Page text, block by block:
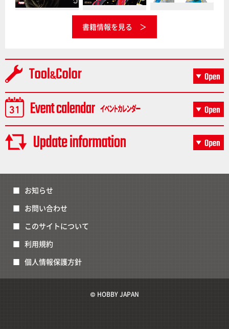
書籍情報を見る
お知らせ
お問い合わせ
このサイトについて
利用規約
個人情報保護方針
© HOBBY JAPAN